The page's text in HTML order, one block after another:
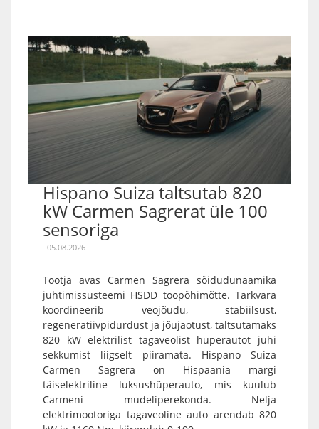
Hispano Suiza taltsutab 820
kW Carmen Sagrerat üle 100
sensoriga
05.08.2026
Tootja avas Carmen Sagrera sõidudünaamika
juhtimissüsteemi HSDD tööpõhimõtte. Tarkvara
koordineerib veojõudu, stabiilsust,
regeneratiivpidurdust ja jõujaotust, taltsutamaks
820 kW elektrilist tagaveolist hüperautot juhi
sekkumist liigselt piiramata. Hispano Suiza
Carmen Sagrera on Hispaania margi
täiselektriline luksushüperauto, mis kuulub
Carmeni mudeliperekonda. Nelja
elektrimootoriga tagaveoline auto arendab 820